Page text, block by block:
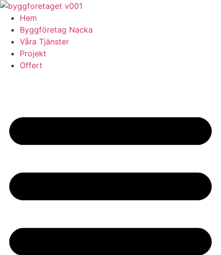
Skip
content
Hem
Byggföretag Nacka
Våra Tjänster
Projekt
Offert